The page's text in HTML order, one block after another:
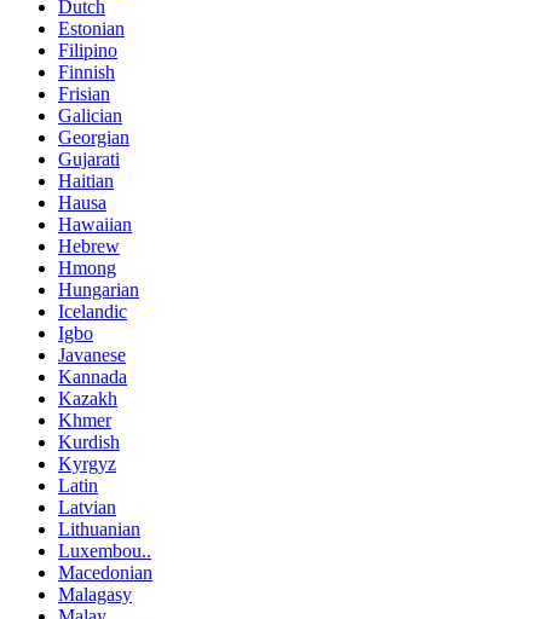
Dutch
Estonian
Filipino
Finnish
Frisian
Galician
Georgian
Gujarati
Haitian
Hausa
Hawaiian
Hebrew
Hmong
Hungarian
Icelandic
Igbo
Javanese
Kannada
Kazakh
Khmer
Kurdish
Kyrgyz
Latin
Latvian
Lithuanian
Luxembou..
Macedonian
Malagasy